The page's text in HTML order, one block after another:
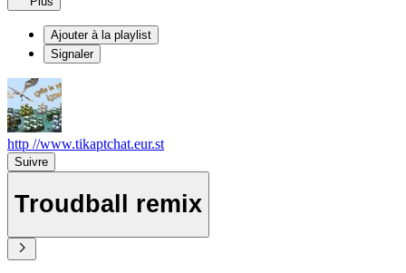
Ajouter à la playlist
Signaler
http //www.tikaptchat.eur.st
Suivre
Troudball remix